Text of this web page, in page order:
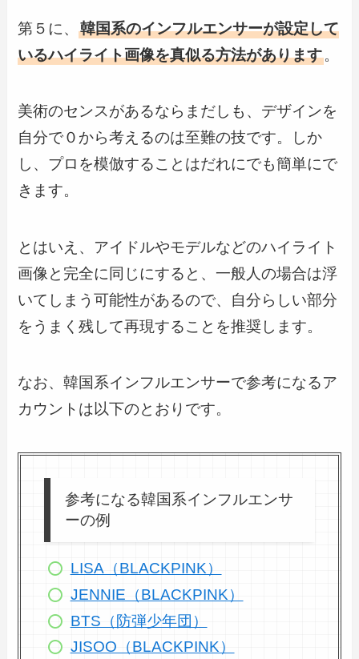
第５に、韓国系のインフルエンサーが設定して
いるハイライト画像を真似る方法があります。
美術のセンスがあるならまだしも、デザインを
自分で０から考えるのは至難の技です。しか
し、プロを模倣することはだれにでも簡単にで
きます。
とはいえ、アイドルやモデルなどのハイライト
画像と完全に同じにすると、一般人の場合は浮
いてしまう可能性があるので、自分らしい部分
をうまく残して再現することを推奨します。
なお、韓国系インフルエンサーで参考になるア
カウントは以下のとおりです。
参考になる韓国系インフルエンサ
ーの例
LISA（BLACKPINK）
JENNIE（BLACKPINK）
BTS（防弾少年団）
JISOO（BLACKPINK）